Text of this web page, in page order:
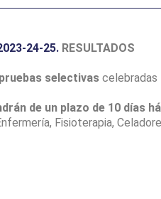
24-25. RESULTADOS
selectivas celebradas
de un plazo de 10 días
Fisioterapia,